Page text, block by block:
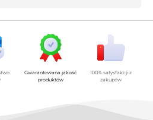
Gwarantowana jakość
produktów
100% satysfakcji z
zakupów